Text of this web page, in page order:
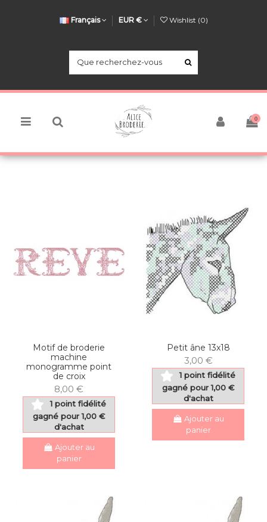
Français EUR € Wishlist (0)
0
Motif de broderie
machine
monogramme point
de croix
8,00 €
1 point fidélité
gagné pour 1,00 €
d'achat
Ajouter au
panier
Petit âne 13x18
3,00 €
1 point fidélité
gagné pour 1,00 €
d'achat
Ajouter au
panier